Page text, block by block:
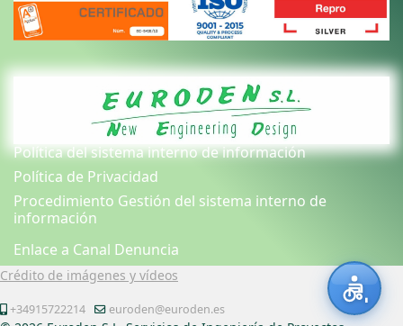
Política del sistema interno de información
Política de Privacidad
Procedimiento Gestión del sistema interno de
información
Enlace a Canal Denuncia
Crédito de imágenes y vídeos
+34915722214 euroden@euroden.es